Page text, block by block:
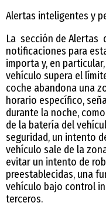
Alertas inteligentes y
La sección de Alertas
notificaciones para
importa y, en
vehículo supera el
coche abandona una
horario específico,
durante la noche,
de la batería del
seguridad, un intento
vehículo sale de la
evitar un intento de
preestablecidas, una
vehículo bajo control
terceros.